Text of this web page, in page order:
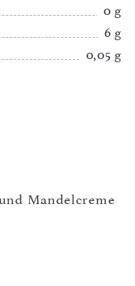
0 g
6 g
0,05 g
Mandelcreme